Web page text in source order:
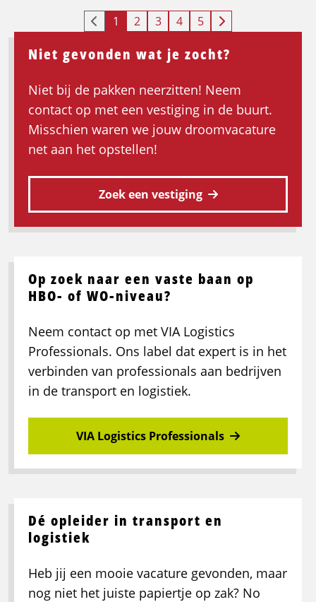
Chauffeur
CE
koeltransport
1 2 3 4 5
Niet gevonden wat je zocht?
Niet bij de pakken neerzitten! Neem
contact op met een vestiging in de buurt.
Misschien waren we jouw droomvacature
net aan het opstellen!
Zoek een vestiging
Op zoek naar een vaste baan op
HBO- of WO-niveau?
Neem contact op met VIA Logistics
Professionals. Ons label dat expert is in het
verbinden van professionals aan bedrijven
in de transport en logistiek.
VIA Logistics Professionals
Dé opleider in transport en
logistiek
Heb jij een mooie vacature gevonden, maar
nog niet het juiste papiertje op zak? No